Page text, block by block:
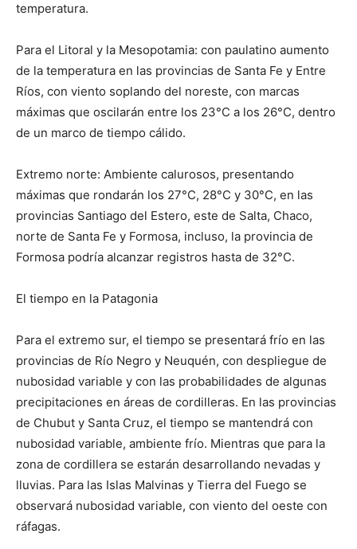
temperatura.
Para el Litoral y la Mesopotamia: con paulatino aumento
de la temperatura en las provincias de Santa Fe y Entre
Ríos, con viento soplando del noreste, con marcas
máximas que oscilarán entre los 23°C a los 26°C, dentro
de un marco de tiempo cálido.
Extremo norte: Ambiente calurosos, presentando
máximas que rondarán los 27°C, 28°C y 30°C, en las
provincias Santiago del Estero, este de Salta, Chaco,
norte de Santa Fe y Formosa, incluso, la provincia de
Formosa podría alcanzar registros hasta de 32°C.
El tiempo en la Patagonia
Para el extremo sur, el tiempo se presentará frío en las
provincias de Río Negro y Neuquén, con despliegue de
nubosidad variable y con las probabilidades de algunas
precipitaciones en áreas de cordilleras. En las provincias
de Chubut y Santa Cruz, el tiempo se mantendrá con
nubosidad variable, ambiente frío. Mientras que para la
zona de cordillera se estarán desarrollando nevadas y
lluvias. Para las Islas Malvinas y Tierra del Fuego se
observará nubosidad variable, con viento del oeste con
ráfagas.